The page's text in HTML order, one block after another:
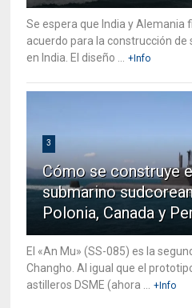
Se espera que India y
acuerdo para la construcción
en India. El diseño ...
+Info
3
Cómo se construye
submarino
Polonia, Canada y
El «An Mu» (SS-085) es la
Changho. Al igual que el
astilleros DSME (ahora ...
+Info